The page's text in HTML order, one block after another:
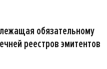
обязательному
реестров эмитентов